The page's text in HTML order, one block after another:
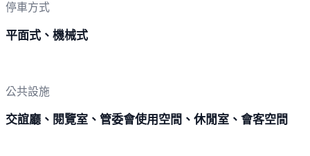
停車方式
平面式、機械式
公共設施
交誼廳、閱覽室、管委會使用空間、休閒室、會客空間